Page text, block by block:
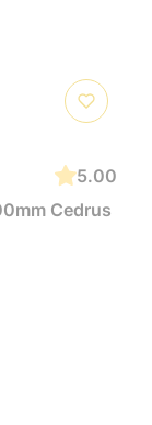
5.00
Cedrus